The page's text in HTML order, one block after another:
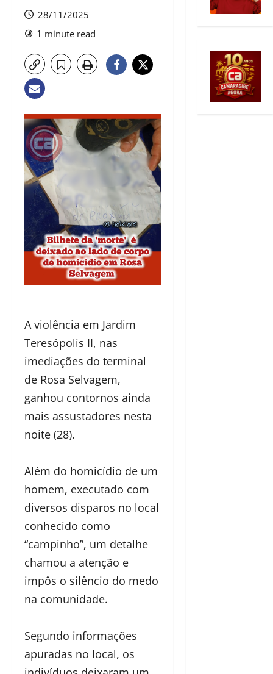
28/11/2025
1 minute read
A violência em Jardim
Teresópolis II, nas
imediações do terminal
de Rosa Selvagem,
ganhou contornos ainda
mais assustadores nesta
noite (28).
Além do homicídio de um
homem, executado com
diversos disparos no local
conhecido como
“campinho”, um detalhe
chamou a atenção e
impôs o silêncio do medo
na comunidade.
Segundo informações
apuradas no local, os